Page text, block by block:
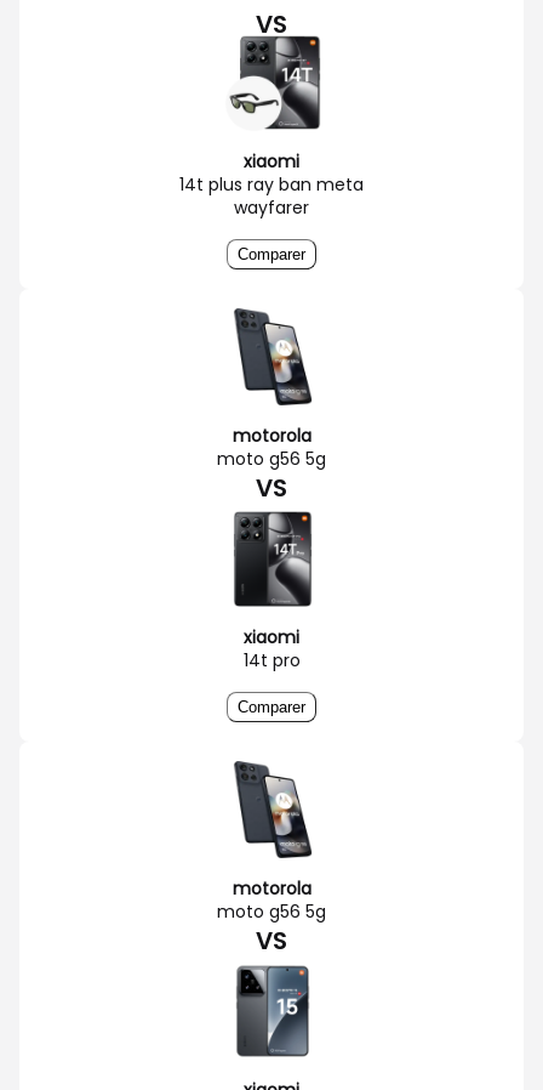
VS
xiaomi
14t plus ray ban meta
wayfarer
Comparer
motorola
moto g56 5g
VS
xiaomi
14t pro
Comparer
motorola
moto g56 5g
VS